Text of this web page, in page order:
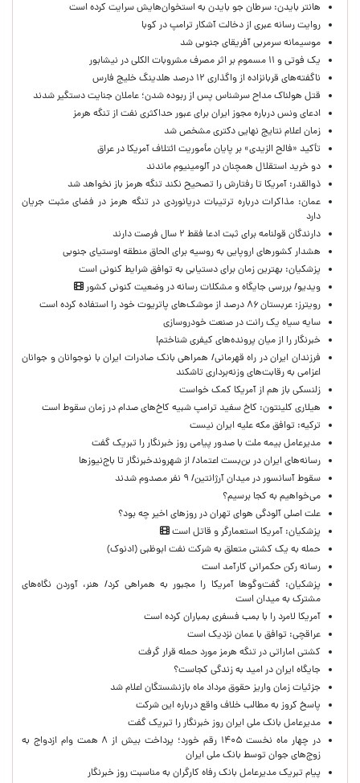
هانتر بایدن: سرطان جو بایدن به استخوان‌هایش سرایت کرده است
روایت رسانه عبری از دخالت آشکار ترامپ در کوبا
موسیمانه سرمربی آفریقای جنوبی شد
یک فوتی و ۱۱ مسموم بر اثر مصرف مشروبات الکلی در نیشابور
ناگفته‌های قربانزاده از واگذاری ۱۲ درصد هلدینگ خلیج فارس
قتل هولناک مداح سرشناس پس از ربوده شدن؛ عاملان جنایت دستگیر شدند
ادعای ونس درباره مجوز ایران برای عبور حداکثری نفت از تنگه هرمز
زمان اعلام نتایج نهایی دکتری مشخص شد
تأکید «فالح الزیدی» بر پایان مأموریت ائتلاف آمریکا در عراق
دو خرید استقلال همچنان در آلومینیوم ماندند
ذوالقدر: آمریکا تا رفتارش را تصحیح نکند تنگه هرمز باز نخواهد شد
عمان: مذاکرات درباره ترتیبات دریانوردی در تنگه هرمز در فضای مثبت جریان
دارد
دارندگان قولنامه برای ثبت ادعا فقط ۲ سال فرصت دارند
هشدار کشورهای اروپایی به روسیه برای الحاق منطقه اوستیای جنوبی
پزشکیان‌: بهترین زمان برای دستیابی به توافق شرایط کنونی است
ویدیو/ بررسی جایگاه و مشکلات رسانه در وضعیت کنونی کشور
رویترز: عربستان ۸۶ درصد از موشک‌های پاتریوت خود را استفاده کرده است
سایه سیاه یک رانت در صنعت خودروسازی
خبرنگار را از میان پرونده‌های کیفری شناختم!
​فرزندان ایران در راه قهرمانی/ همراهی بانک صادرات ایران با نوجوانان و جوانان
اعزامی به رقابت‌های وزنه‌برداری تاشکند
زلنسکی باز هم از آمریکا کمک خواست
هیلاری کلینتون: کاخ سفید ترامپ شبیه کاخ‌های صدام در زمان سقوط است
ترکیه: توافق مکه علیه ایران نیست
مدیرعامل بیمه ملت با صدور پیامی روز خبرنگار را تبریک گفت
رسانه‌های ایران در بن‌بست اعتماد/ از شهروندخبرنگار تا باج‌نیوزها
سقوط آسانسور در میدان آرژانتین/ ۹ نفر مصدوم شدند
می‌خواهیم به کجا برسیم؟
علت اصلی آلودگی هوای تهران در روزهای اخیر چه بود؟
پزشکیان: آمریکا استعمارگر و قاتل است
حمله به یک کشتی متعلق به شرکت نفت ابوظبی (ادنوک)
رسانه رکن حکمرانی کارآمد است
پزشکیان: گفت‌وگوها آمریکا را مجبور به همراهی کرد/ هنر، آوردن نگاه‌های
مشترک به میدان است
آمریکا لامرد را با بمب فسفری بمباران کرده است
عراقچی: توافق با عمان نزدیک است
کشتی اماراتی در تنگه هرمز مورد حمله قرار گرفت
جایگاه ایران در امید به زندگی کجاست؟
جزئیات زمان واریز حقوق مرداد ماه بازنشستگان اعلام شد
پاسخ کروز به مطالب خلاف واقع درباره این شرکت
مدیرعامل بانک ملی ایران روز خبرنگار را تبریک گفت
در چهار ماه نخست ۱۴۰۵ رقم خورد؛ پرداخت بیش از ۸ همت وام ازدواج به
زوج‌های جوان توسط بانک ملی ایران
پیام تبریک مدیرعامل بانک رفاه کارگران به مناسبت روز خبرنگار